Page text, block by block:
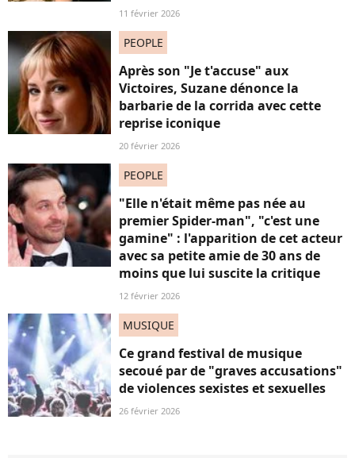
11 février 2026
PEOPLE
Après son "Je t'accuse" aux
Victoires, Suzane dénonce la
barbarie de la corrida avec cette
reprise iconique
20 février 2026
PEOPLE
"Elle n'était même pas née au
premier Spider-man", "c'est une
gamine" : l'apparition de cet acteur
avec sa petite amie de 30 ans de
moins que lui suscite la critique
12 février 2026
MUSIQUE
Ce grand festival de musique
secoué par de "graves accusations"
de violences sexistes et sexuelles
26 février 2026